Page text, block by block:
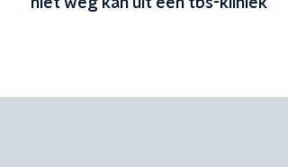
niet weg kan uit een tbs-kliniek